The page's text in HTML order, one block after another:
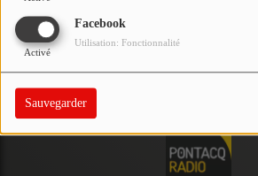
Facebook
Activé
Utilisation: Fonctionnalité
Sauvegarder
PARTICIPEZ
JEUX CONCOURS
RECRUTEMENT
VENEZ DANS LE PUBLIC !